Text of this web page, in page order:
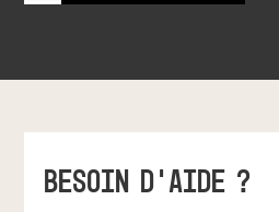
BESOIN D'AIDE ?